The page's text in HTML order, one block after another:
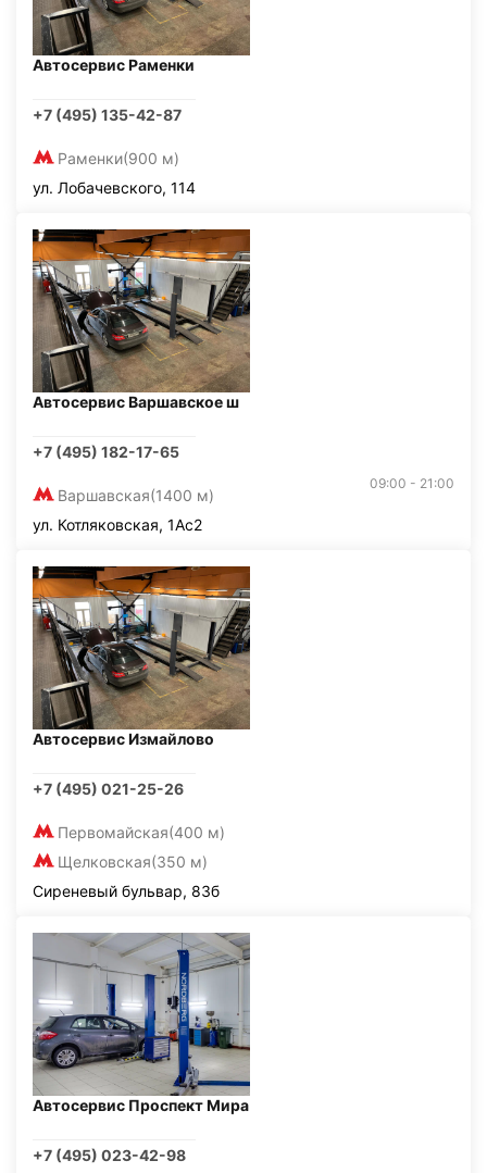
Автосервис Раменки
+7 (495) 135-42-87
Раменки(900 м)
ул. Лобачевского, 114
Автосервис Варшавское ш
+7 (495) 182-17-65
Варшавская(1400 м)
09:00 - 21:00
ул. Котляковская, 1Ас2
Автосервис Измайлово
+7 (495) 021-25-26
Первомайская(400 м)
Щелковская(350 м)
Сиреневый бульвар, 83б
Автосервис Проспект Мира
+7 (495) 023-42-98